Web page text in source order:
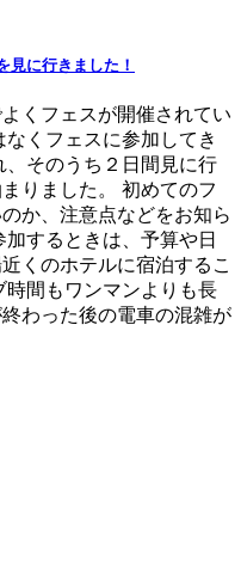
見に行きました！
くフェスが開催されてい
くフェスに参加してき
、そのうち２日間見に行
りました。 初めてのフ
か、注意点などをお知ら
するときは、予算や日
くのホテルに宿泊するこ
時間もワンマンよりも長
わった後の電車の混雑が